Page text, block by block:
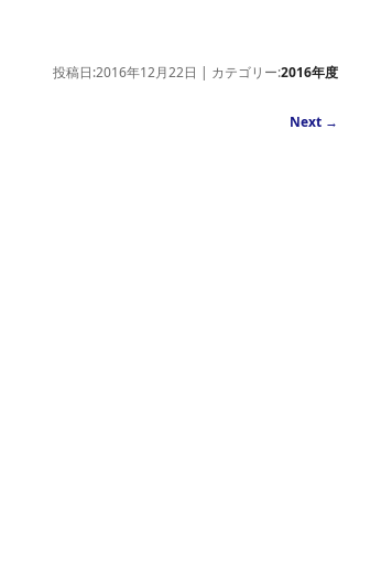
投稿日:2016年12月22日 | カテゴリー:2016年度
Next →